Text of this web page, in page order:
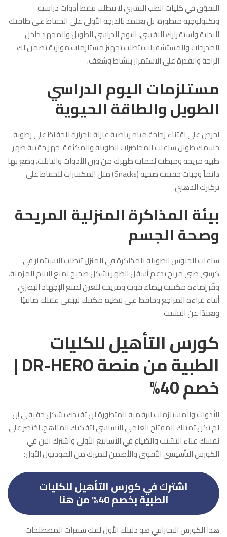
التفوّق في كليات الطب البشري لا يتطلب فقط أدوات دراسية
وتكنولوجية متطورة، بل يعتمد بالدرجة الأولى على الحفاظ على طاقتك
البدنية واستقرارك النفسي، اليوم الدراسي الطويل والمجهد داخل
المدرجات والمستشفيات يتطلب تجهيز مستلزمات موازية تضمن لك
الراحة والقدرة على الاستمرار بنشاط وشغف.
مستلزمات اليوم الدراسي
الطويل والطاقة الحيوية
احرص على اقتناء زجاجة مياه رياضية عازلة للحرارة للحفاظ على رطوبة
جسمك طوال ساعات المحاضرات الطويلة والمكثفة. جهز حقيبة ظهر
طبية مريحة ومبطنة لحماية ظهرك من وزن الأدوات والتابلت، وضع بها
دائماً وجبات خفيفة صحية (Snacks) مثل المكسرات للحفاظ على
تركيزك الذهني.
بيئة المذاكرة المنزلية المريحة
وصحة الجسم
ساعات الجلوس الطويلة للمذاكرة في المنزل تتطلب الاستثمار في
كرسي طبي مريح يدعم أسفل الظهر بشكل صحيح لمنع الآلام المزمنة،
وفّر إضاءة مكتبية بيضاء قوية ومريحة للعين لمنع الإجهاد البصري
أثناء قراءة المراجع وحافظ على تنظيم مكتبك ليبقى عقلك صافيًا
وبعيدًا عن التشتت.
كورس التأهيل للكليات
الطبية من منصة DR-HERO |
خصم 40%
الأدوات والمستلزمات الرقمية المتطورة لن تفيدك بشكل حقيقي إن
لم تكن تمتلك المفتاح العلمي الأساسي لتفكيك المناهج، اختصر على
نفسك عناء التشتت والضياع في الأسابيع الأولى واشترك الآن في
الكورس التأسيسي الأقوى والأضمن لتميزك من الموديول الأول:
اشترك في كورس التأهيل للكليات
الطبية بخصم 40% من هنا
هذا الكورس الاحترافي هو دليلك الأول لفك شفرات المصطلحات